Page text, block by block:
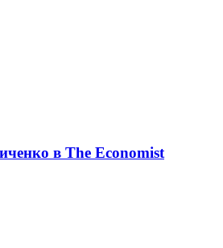
в The Economist